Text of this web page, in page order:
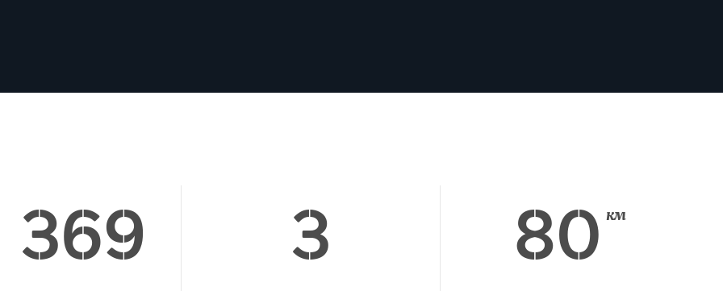
3 80 км